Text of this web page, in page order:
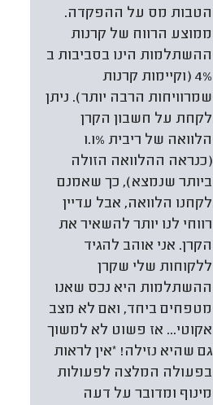
הטבות מס על ההפקדה.
ממוצע הרווח של קרנות
ההשתלמות הינו בסביבות ב
4% (וקיימות קרנות
שמרוויחות הרבה יותר). ניתן
לקחת על חשבון הקרן
הלוואה של ריבית 1.1%
(כנראה ההלוואה הזולה
ביותר שנמצא), כך שאמנם
לקחנו הלוואה, אבל עדיין
רווחי לנו יותר להשאיר את
הקרן. אני אוהב להגיד
ללקוחות שלי שקרן
ההשתלמות היא נכס שאנו
מטפחים ביחד, ואם לא מצב
אקוטי... אז פשוט לא למשוך
גם שהיא נזילה! *אין לראות
בפעולה המלצה לפעולות
מינוף ומדובר על דעה